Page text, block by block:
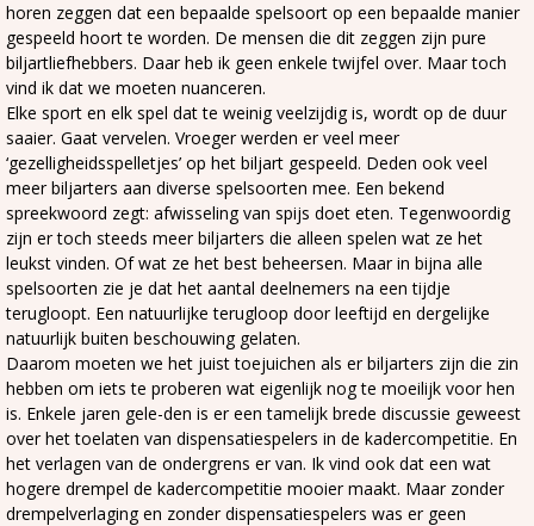
horen zeggen dat een bepaalde spelsoort op een bepaalde manier
gespeeld hoort te worden. De mensen die dit zeggen zijn pure
biljartliefhebbers. Daar heb ik geen enkele twijfel over. Maar toch
vind ik dat we moeten nuanceren.
Elke sport en elk spel dat te weinig veelzijdig is, wordt op de duur
saaier. Gaat vervelen. Vroeger werden er veel meer
‘gezelligheidsspelletjes’ op het biljart gespeeld. Deden ook veel
meer biljarters aan diverse spelsoorten mee. Een bekend
spreekwoord zegt: afwisseling van spijs doet eten. Tegenwoordig
zijn er toch steeds meer biljarters die alleen spelen wat ze het
leukst vinden. Of wat ze het best beheersen. Maar in bijna alle
spelsoorten zie je dat het aantal deelnemers na een tijdje
terugloopt. Een natuurlijke terugloop door leeftijd en dergelijke
natuurlijk buiten beschouwing gelaten.
Daarom moeten we het juist toejuichen als er biljarters zijn die zin
hebben om iets te proberen wat eigenlijk nog te moeilijk voor hen
is. Enkele jaren gele-den is er een tamelijk brede discussie geweest
over het toelaten van dispensatiespelers in de kadercompetitie. En
het verlagen van de ondergrens er van. Ik vind ook dat een wat
hogere drempel de kadercompetitie mooier maakt. Maar zonder
drempelverlaging en zonder dispensatiespelers was er geen